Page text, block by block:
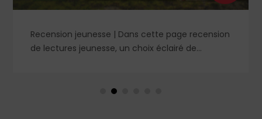
Recension jeunesse | Dans cette page recension
de lectures jeunesse, un choix éclairé de